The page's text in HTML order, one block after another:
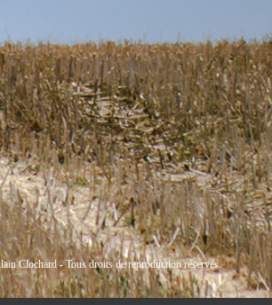
Clochard - Tous droits de reproduction réservés.